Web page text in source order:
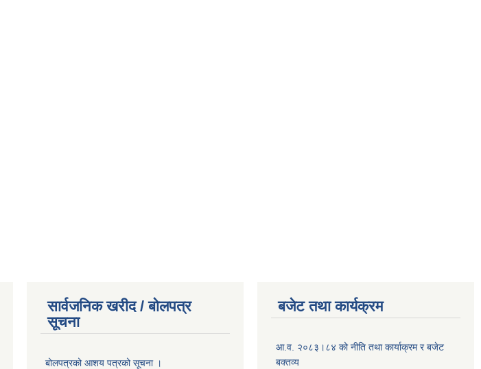
सार्वजनिक खरीद / बोलपत्र
सूचना
बोलपत्रको आशय पत्रको सूचना ।
बजेट तथा कार्यक्रम
आ.व. २०८३।८४ को नीति तथा कार्याक्रम र बजेट
बक्तव्य